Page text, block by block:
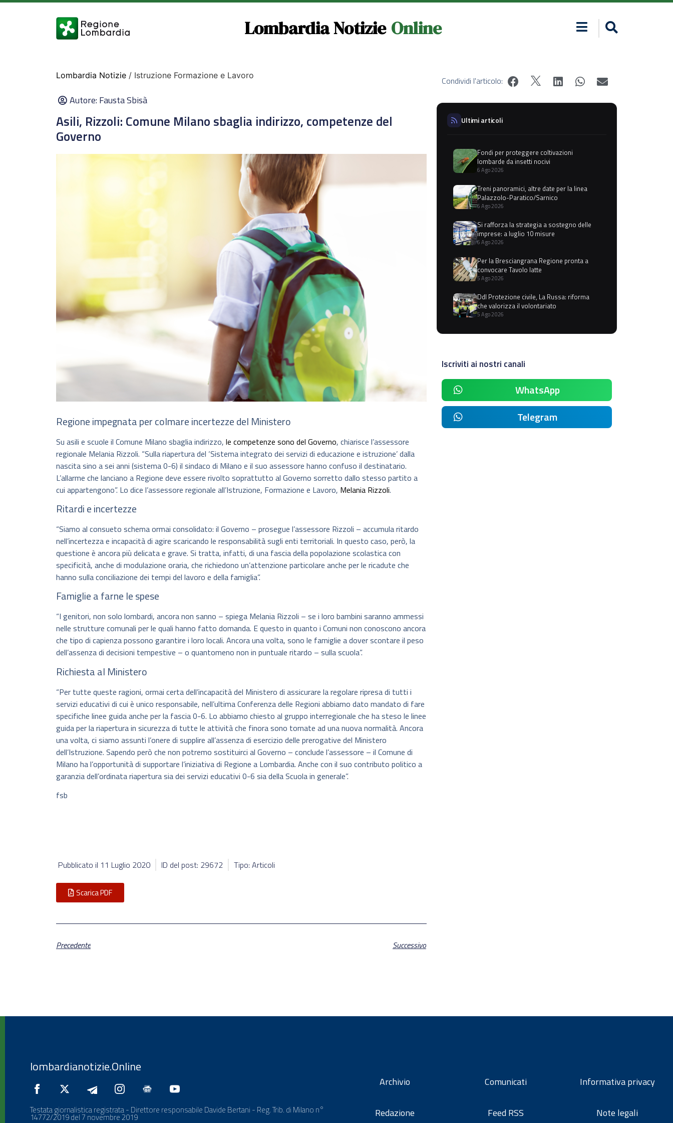
Lombardia Notizie Online
Lombardia Notizie / Istruzione Formazione e Lavoro
Autore:Fausta Sbisà
Asili, Rizzoli: Comune Milano sbaglia indirizzo, competenze del
Governo
Regione impegnata per colmare incertezze del Ministero
Su asili e scuole il Comune Milano sbaglia indirizzo, le competenze sono del Governo, chiarisce l’assessore
regionale Melania Rizzoli. “Sulla riapertura del ‘Sistema integrato dei servizi di educazione e istruzione’ dalla
nascita sino a sei anni (sistema 0-6) il sindaco di Milano e il suo assessore hanno confuso il destinatario.
L’allarme che lanciano a Regione deve essere rivolto soprattutto al Governo sorretto dallo stesso partito a
cui appartengono”. Lo dice l’assessore regionale all’Istruzione, Formazione e Lavoro, Melania Rizzoli.
Ritardi e incertezze
“Siamo al consueto schema ormai consolidato: il Governo – prosegue l’assessore Rizzoli – accumula ritardo
nell’incertezza e incapacità di agire scaricando le responsabilità sugli enti territoriali. In questo caso, però, la
questione è ancora più delicata e grave. Si tratta, infatti, di una fascia della popolazione scolastica con
specificità, anche di modulazione oraria, che richiedono un’attenzione particolare anche per le ricadute che
hanno sulla conciliazione dei tempi del lavoro e della famiglia”.
Famiglie a farne le spese
“I genitori, non solo lombardi, ancora non sanno – spiega Melania Rizzoli – se i loro bambini saranno ammessi
nelle strutture comunali per le quali hanno fatto domanda. E questo in quanto i Comuni non conoscono ancora
che tipo di capienza possono garantire i loro locali. Ancora una volta, sono le famiglie a dover scontare il peso
dell’assenza di decisioni tempestive – o quantomeno non in puntuale ritardo – sulla scuola”.
Richiesta al Ministero
“Per tutte queste ragioni, ormai certa dell’incapacità del Ministero di assicurare la regolare ripresa di tutti i
servizi educativi di cui è unico responsabile, nell’ultima Conferenza delle Regioni abbiamo dato mandato di fare
specifiche linee guida anche per la fascia 0-6. Lo abbiamo chiesto al gruppo interregionale che ha steso le linee
guida per la riapertura in sicurezza di tutte le attività che finora sono tornate ad una nuova normalità. Ancora
una volta, ci siamo assunti l’onere di supplire all’assenza di esercizio delle prerogative del Ministero
dell’Istruzione. Sapendo però che non potremo sostituirci al Governo – conclude l’assessore – il Comune di
Milano ha l’opportunità di supportare l’iniziativa di Regione a Lombardia. Anche con il suo contributo politico a
garanzia dell’ordinata riapertura sia dei servizi educativi 0-6 sia della Scuola in generale”.
fsb
Pubblicato il 11 Luglio 2020 ID del post: 29672 Tipo: Articoli
Scarica PDF
Precedente Successivo
Condividi l'articolo:
Ultimi articoli
Fondi per proteggere coltivazioni
lombarde da insetti nocivi
6 Ago 2026
Treni panoramici, altre date per la linea
Palazzolo-Paratico/Sarnico
6 Ago 2026
Si rafforza la strategia a sostegno delle
imprese: a luglio 10 misure
6 Ago 2026
Per la Bresciangrana Regione pronta a
convocare Tavolo latte
5 Ago 2026
Ddl Protezione civile, La Russa: riforma
che valorizza il volontariato
5 Ago 2026
Iscriviti ai nostri canali
WhatsApp
Telegram
lombardianotizie.Online
Testata giornalistica registrata - Direttore responsabile Davide Bertani - Reg. Trib. di Milano n°
14772/2019 del 7 novembre 2019
Archivio
Redazione
Comunicati
Feed RSS
Informativa privacy
Note legali